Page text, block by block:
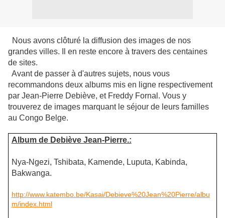
Nous avons clôturé la diffusion des images de nos
grandes villes. Il en reste encore à travers des centaines
de sites.
Avant de passer à d'autres sujets, nous vous
recommandons deux albums mis en ligne respectivement
par Jean-Pierre Debiève, et Freddy Fornal. Vous y
trouverez de images marquant le séjour de leurs familles
au Congo Belge.
Album de Debiève Jean-Pierre.:
Nya-Ngezi, Tshibata, Kamende, Luputa, Kabinda,
Bakwanga.
http://www.katembo.be/Kasai/Debieve%20Jean%20Pierre/albu
m/index.html